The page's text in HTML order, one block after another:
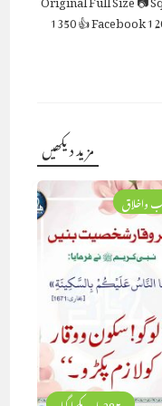
1350👍 Facebook
مزید دیکھیں
واخلاق